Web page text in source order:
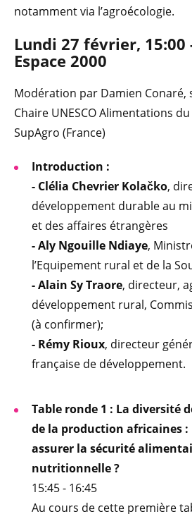
notamment via l’agroécologie.
Lundi 27 février, 15:00
Espace 2000
Modération par Damien Conaré,
Chaire UNESCO Alimentations
SupAgro (France)
Introduction :
- Clélia Chevrier Kolačko,
développement durable au
et des affaires étrangères
- Aly Ngouille Ndiaye,
l’Equipement rural et de la
-Alain Sy Traore, directeur,
développement rural,
(à confirmer);
- Rémy Rioux, directeur
française de développement.
Table ronde 1 : La diversité
de la production africaines
assurer la sécurité
nutritionnelle ?
15:45 - 16:45
Au cours de cette première